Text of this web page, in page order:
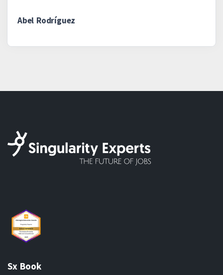
Abel Rodríguez
Sx Book